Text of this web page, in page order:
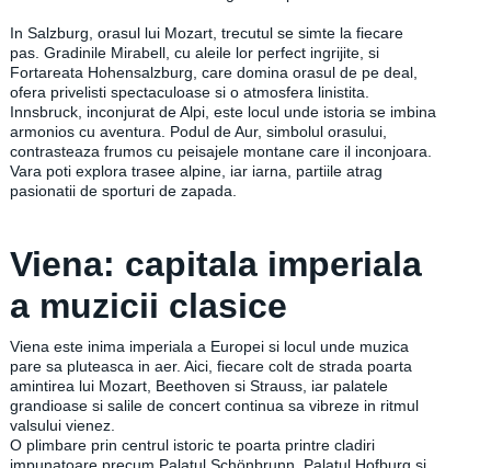
In Salzburg, orasul lui Mozart, trecutul se simte la fiecare
pas. Gradinile Mirabell, cu aleile lor perfect ingrijite, si
Fortareata Hohensalzburg, care domina orasul de pe deal,
ofera privelisti spectaculoase si o atmosfera linistita.
Innsbruck, inconjurat de Alpi, este locul unde istoria se imbina
armonios cu aventura. Podul de Aur, simbolul orasului,
contrasteaza frumos cu peisajele montane care il inconjoara.
Vara poti explora trasee alpine, iar iarna, partiile atrag
pasionatii de sporturi de zapada.
Viena: capitala imperiala
a muzicii clasice
Viena este inima imperiala a Europei si locul unde muzica
pare sa pluteasca in aer. Aici, fiecare colt de strada poarta
amintirea lui Mozart, Beethoven si Strauss, iar palatele
grandioase si salile de concert continua sa vibreze in ritmul
valsului vienez.
O plimbare prin centrul istoric te poarta printre cladiri
impunatoare precum Palatul Schönbrunn, Palatul Hofburg si